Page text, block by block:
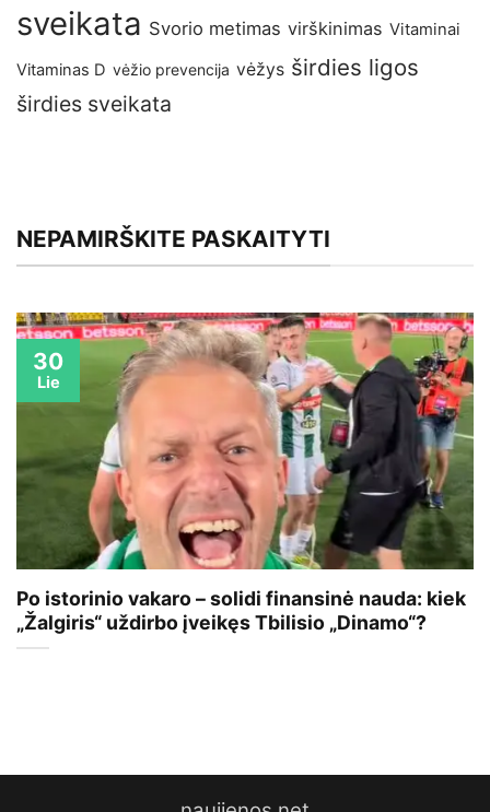
sveikata Svorio metimas virškinimas Vitaminai
Vitaminas D vėžio prevencija vėžys širdies ligos
širdies sveikata
NEPAMIRŠKITE PASKAITYTI
Po istorinio vakaro – solidi finansinė nauda: kiek
„Žalgiris“ uždirbo įveikęs Tbilisio „Dinamo“?
30
Lie